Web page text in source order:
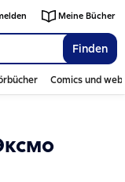
Finden
Meine Bücher
Comics und